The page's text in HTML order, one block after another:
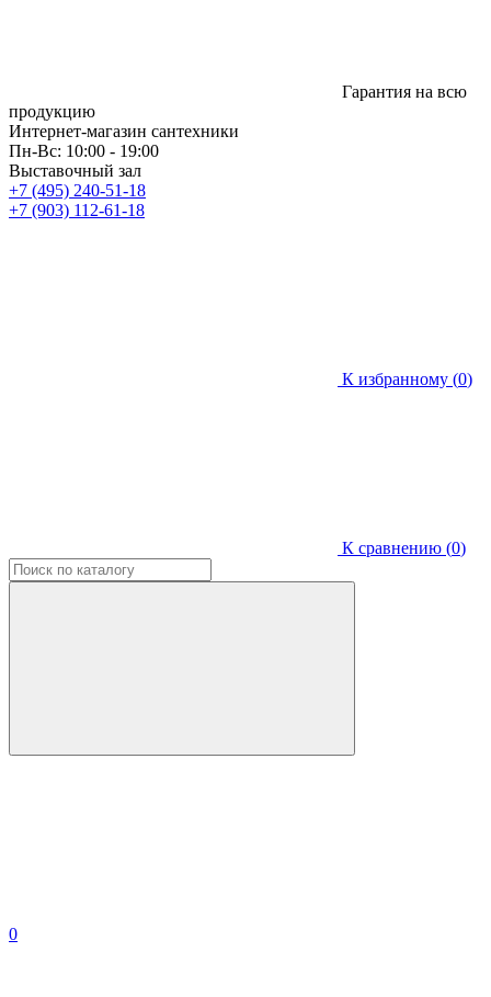
Гарантия на всю
продукцию
Интернет-магазин сантехники
Пн-Вс: 10:00 - 19:00
Выставочный зал
+7 (495) 240-51-18
+7 (903) 112-61-18
К избранному (0)
К сравнению (0)
0